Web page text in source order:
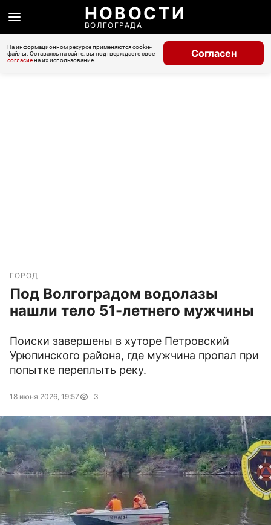
НОВОСТИ
ВОЛГОГРАДА
На информационном ресурсе применяются cookie-
файлы. Оставаясь на сайте, вы подтверждаете свое
согласиена их использование.
Согласен
ГОРОД
Под Волгоградом водолазы
нашли тело 51-летнего мужчины
Поиски завершены в хуторе Петровский
Урюпинского района, где мужчина пропал при
попытке переплыть реку.
18 июня 2026, 19:57 3